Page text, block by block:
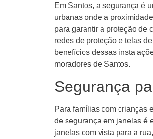
Em Santos, a segurança é
urbanas onde a
para garantir a proteção de
redes de proteção e telas
benefícios dessas
moradores de Santos.
Segurança
Para famílias com crianças
de segurança em janelas é
janelas com vista para a